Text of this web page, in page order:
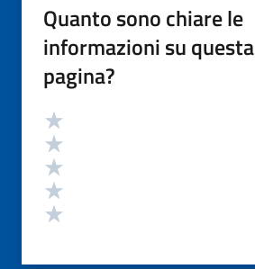
Quanto sono chiare le
informazioni su questa
pagina?
Valutazione